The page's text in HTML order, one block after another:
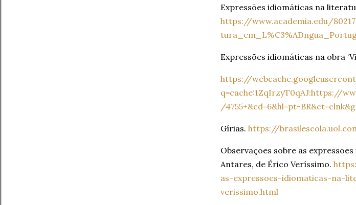
Expressões idiomáticas na
https://www.academia.edu/
Expressões idiomáticas na obra
https://
q=cache:1ZqIrzyT0qAJ:https://
/4755+&cd=6&hl=pt-
Gírias. https://
Observações sobre as
Antares, de Érico Veríssimo.
as-expressoes-idiomaticas-na-
verissimo.html